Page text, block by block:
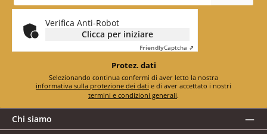
*
Verifica Anti-Robot
Clicca per iniziare
FriendlyCaptcha ⇗
Protez. dati
informativa sulla protezione dei dati
termini e condizioni generali.
Chi siamo